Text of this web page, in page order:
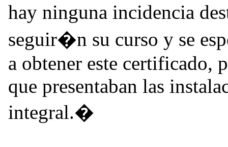
hay ninguna incidencia
seguir�n su curso y se
a obtener este certificado,
que presentaban las
integral.�